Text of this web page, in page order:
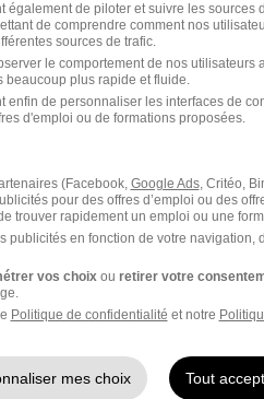
Voir l’offre
également de piloter et suivre les sources
de comprendre comment nos
sources de trafic.
le comportement de nos
beaucoup plus rapide et fluide.
enfin de personnaliser les interfaces de
d'emploi ou de formations proposées.
(Facebook, Google Ads, Critéo,
pour des offres d’emploi ou des
trouver rapidement un emploi ou une
publicités en fonction de votre navigation,
vos choixou retirer votre
Politique de confidentialité et notre
mes choix Tout